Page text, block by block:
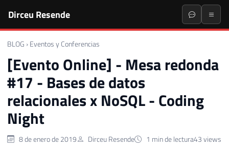
Dirceu Resende
BLOG › Eventos y Conferencias
[Evento Online] - Mesa redonda
#17 - Bases de datos
relacionales x NoSQL - Coding
Night
8 de enero de 2019 Dirceu Resende 1 min de lectura43 views